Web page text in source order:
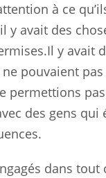
à ce
y avait des
y avait
pouvaient
permettions
des gens qui
dans tout